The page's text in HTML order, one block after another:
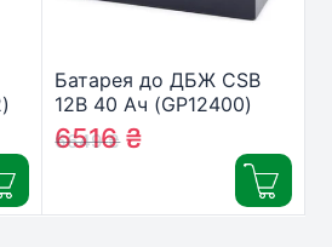
Батарея до ДБЖ CSB
12В 40 Ач (GP12400)
6649₴
6516₴